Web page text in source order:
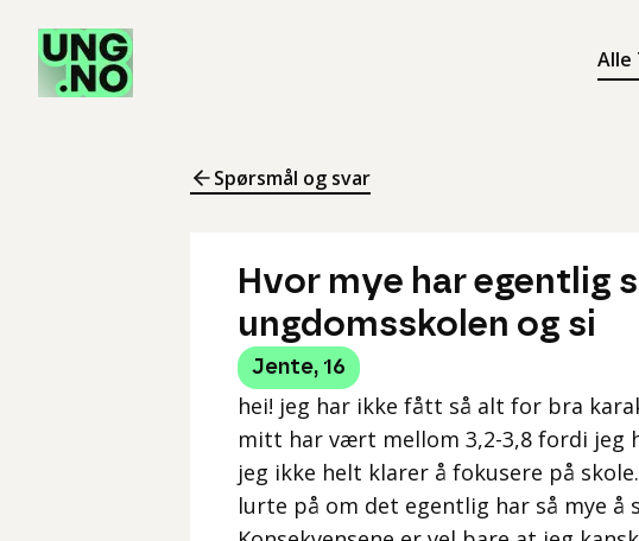
Alle
Spørsmål og svar
Hvor mye har egentlig
ungdomsskolen og si
Jente, 16
hei! jeg har ikke fått så alt for bra
mitt har vært mellom 3,2-3,8 fordi jeg
jeg ikke helt klarer å fokusere på
lurte på om det egentlig har så mye